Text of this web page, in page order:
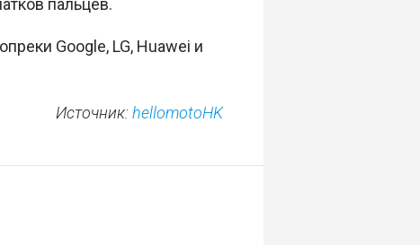
пальцев.
Google, LG, Huawei и
Источник: hellomotoHK